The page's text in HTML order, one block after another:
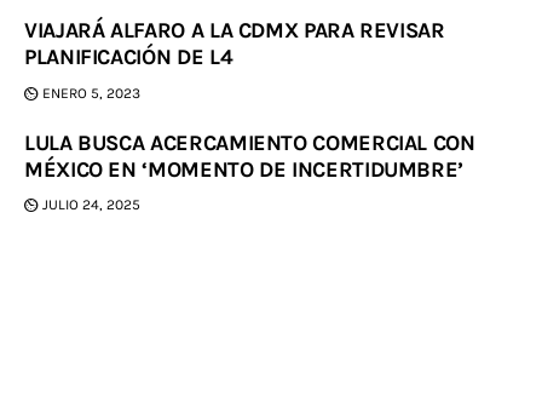
VIAJARÁ ALFARO A LA CDMX PARA REVISAR
PLANIFICACIÓN DE L4
ENERO 5, 2023
LULA BUSCA ACERCAMIENTO COMERCIAL CON
MÉXICO EN ‘MOMENTO DE INCERTIDUMBRE’
JULIO 24, 2025